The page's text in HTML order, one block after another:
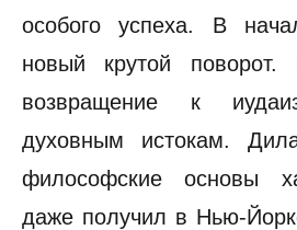
особого успеха. В
новый крутой
возвращение к
духовным истокам.
философские основы
даже получил в Нью-